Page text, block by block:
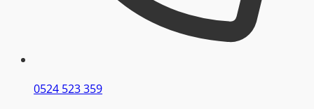
0524 523 359